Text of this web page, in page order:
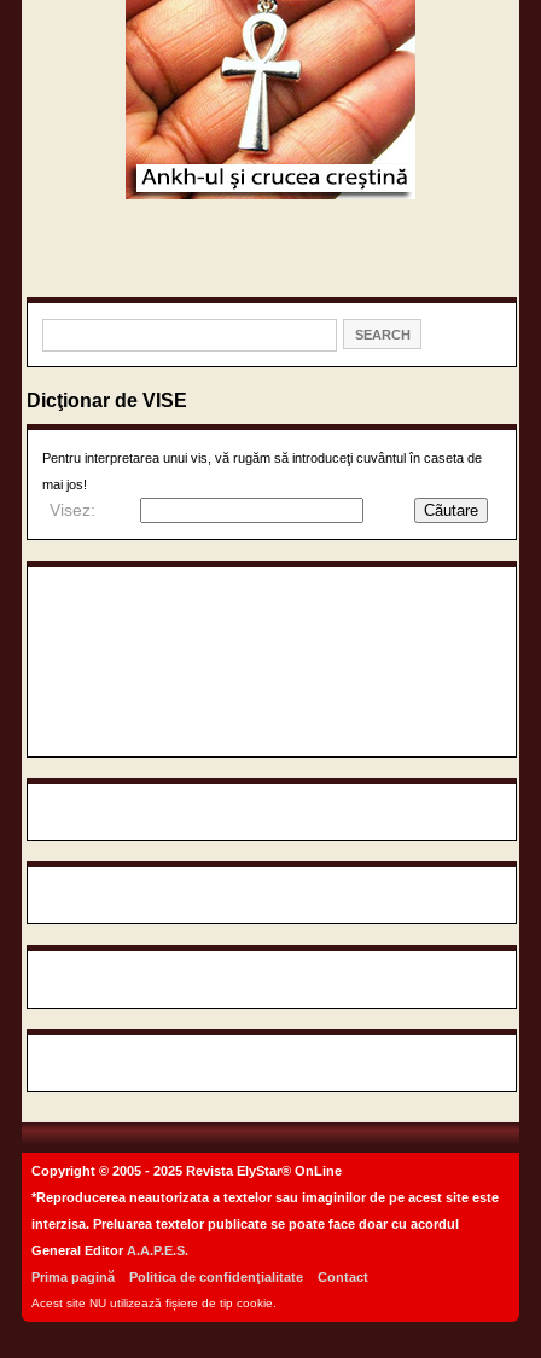
Dicţionar de VISE
Pentru interpretarea unui vis, vă rugăm să introduceţi cuvântul în caseta de
mai jos!
Visez:
Copyright © 2005 - 2025 Revista ElyStar® OnLine
*Reproducerea neautorizata a textelor sau imaginilor de pe acest site este
interzisa. Preluarea textelor publicate se poate face doar cu acordul
General EditorA.A.P.E.S.
Prima pagină
Politica de confidenţialitate Contact
Acest site NU utilizează fișiere de tip cookie.